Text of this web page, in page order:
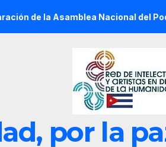
Nacional del Poder
por la